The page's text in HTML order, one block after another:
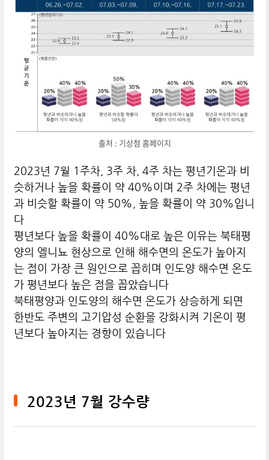
출처 : 기상첨 홈페이지
2023년 7월 1주차, 3주 차, 4주 차는 평년기온과 비
슷하거나 높을 확률이 약 40%이며 2주 차에는 평년
과 비슷할 확률이 약 50%, 높을 확률이 약 30%입니
다
평년보다 높을 확률이 40%대로 높은 이유는 북태평
양의 엘니뇨 현상으로 인해 해수면의 온도가 높아지
는 점이 가장 큰 원인으로 꼽히며 인도양 해수면 온도
가 평년보다 높은 점을 꼽았습니다
북태평양과 인도양의 해수면 온도가 상승하게 되면
한반도 주변의 고기압성 순환을 강화시켜 기온이 평
년보다 높아지는 경향이 있습니다
2023년 7월 강수량